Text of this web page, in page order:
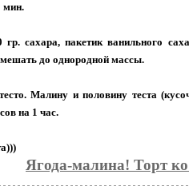
мин.
сахара, пакетик ванильного
до однородной массы.
Малину и половину теста
на 1 час.
Ягода-малина! Торт